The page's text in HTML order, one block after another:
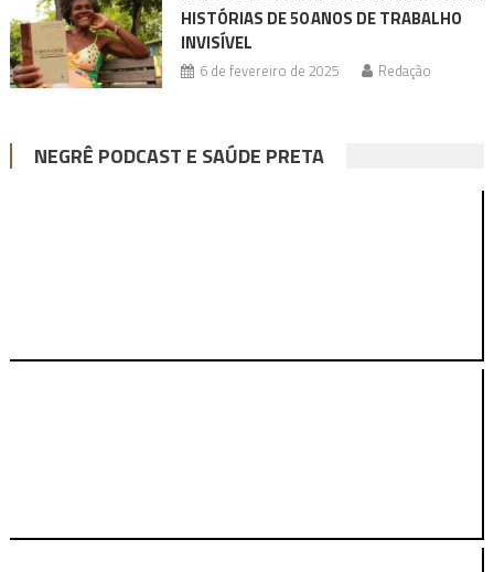
HISTÓRIAS DE 50 ANOS DE TRABALHO
INVISÍVEL
6 de fevereiro de 2025 Redação
NEGRÊ PODCAST E SAÚDE PRETA